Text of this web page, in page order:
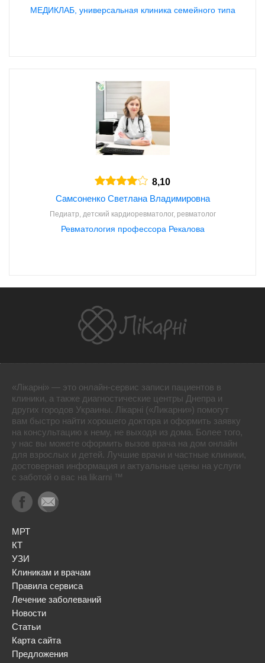
МЕДИКЛАБ, универсальная клиника семейного типа
8,10
Самсоненко Светлана Владимировна
Педиатр, детский кардиоревматолог, ревматолог
Ревматология профессора Рекалова
«Лікарні» — это онлайн-сервис записи пациентов в
клиники, а также диагностические центры Днепра и
других городов Украины. Лікарні («Ликарни») помогут
вам быстро найти хорошего доктора и оформить заявку
на консультацию к нему, не выходя из дома. Более того,
у нас вы можете оформить вызов врача на дом онлайн
для взрослых и детей. Лучшие врачи и частные клиники,
достоверная информация и актуальные цены на услуги
с заботой о вас на likarni ™
МРТ
КТ
УЗИ
Клиникам и врачам
Правила сервиса
Лечение заболеваний
Новости
Статьи
Карта сайта
Предложения